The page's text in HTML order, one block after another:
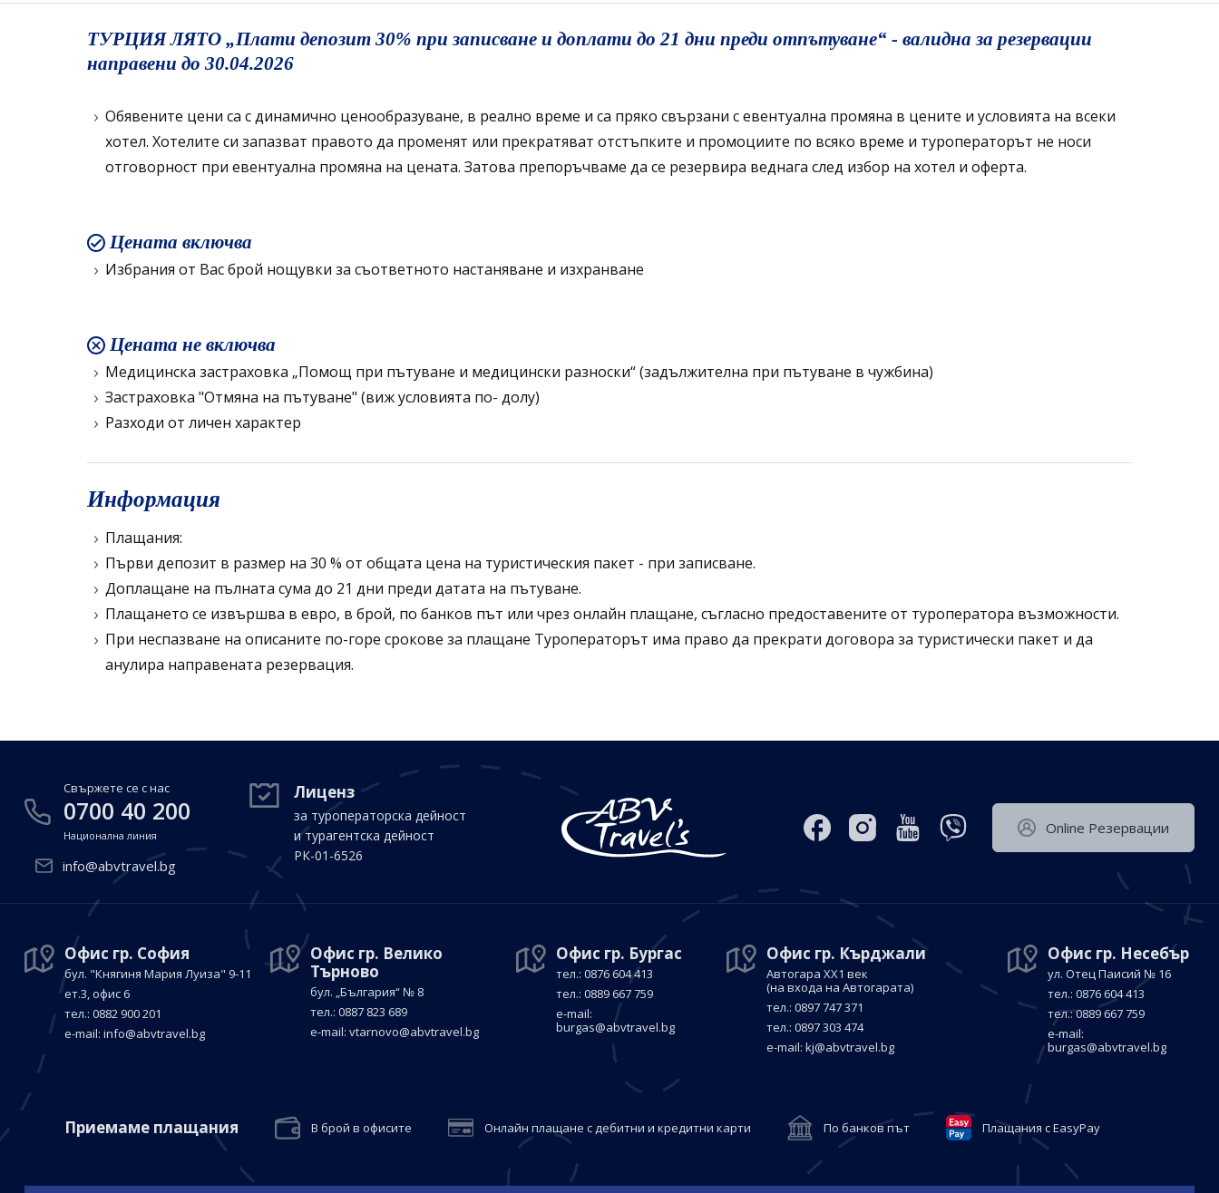
ТУРЦИЯ ЛЯТО „Плати депозит 30% при записване и доплати до 21 дни преди отпътуване“ - валидна за резервации
направени до 30.04.2026
Обявените цени са с динамично ценообразуване, в реално време и са пряко свързани с евентуална промяна в цените и условията на всеки
хотел. Хотелите си запазват правото да променят или прекратяват отстъпките и промоциите по всяко време и туроператорът не носи
отговорност при евентуална промяна на цената. Затова препоръчваме да се резервира веднага след избор на хотел и оферта.
Цената включва
Избрания от Вас брой нощувки за съответното настаняване и изхранване
Цената не включва
Медицинска застраховка „Помощ при пътуване и медицински разноски“ (задължителна при пътуване в чужбина)
Застраховка "Отмяна на пътуване" (виж условията по- долу)
Разходи от личен характер
Информация
Плащания:
Първи депозит в размер на 30 % от общата цена на туристическия пакет - при записване.
Доплащане на пълната сума до 21 дни преди датата на пътуване.
Плащането се извършва в евро, в брой, по банков път или чрез онлайн плащане, съгласно предоставените от туроператора възможности.
При неспазване на описаните по-горе срокове за плащане Туроператорът има право да прекрати договора за туристически пакет и да
анулира направената резервация.
Свържете се с нас
0700 40 200
Национална линия
info@abvtravel.bg
Лиценз
за туроператорска дейност
и турагентска дейност
РК-01-6526
Оnline Резервации
Офис гр. София
бул. "Княгиня Мария Луиза" 9-11
ет.3, офис 6
тел.: 0882 900 201
е-mail: info@abvtravel.bg
Офис гр. Велико
Търново
бул. „България“ № 8
тел.: 0887 823 689
е-mail: vtarnovo@abvtravel.bg
Офис гр. Бургас
тел.: 0876 604 413
тел.: 0889 667 759
е-mail:
burgas@abvtravel.bg
Офис гр. Кърджали
Автогара ХХ1 век
(на входа на Автогарата)
тел.: 0897 747 371
тел.: 0897 303 474
е-mail: kj@abvtravel.bg
Офис гр. Несебър
ул. Отец Паисий № 16
тел.: 0876 604 413
тел.: 0889 667 759
е-mail:
burgas@abvtravel.bg
Приемaме плащания В брой в офисите Онлайн плащане с дебитни и кредитни карти По банков път Плащания с EasyPay